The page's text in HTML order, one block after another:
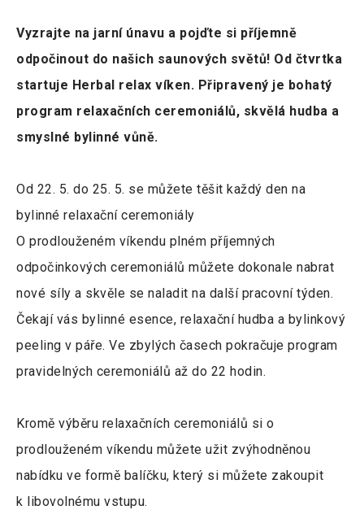
Vyzrajte na jarní únavu a pojďte si příjemně
odpočinout do našich saunových světů! Od čtvrtka
startuje Herbal relax víken. Připravený je bohatý
program relaxačních ceremoniálů, skvělá hudba a
smyslné bylinné vůně.
Od 22. 5. do 25. 5. se můžete těšit každý den na
bylinné relaxační ceremoniály
O prodlouženém víkendu plném příjemných
odpočinkových ceremoniálů můžete dokonale nabrat
nové síly a skvěle se naladit na další pracovní týden.
Čekají vás bylinné esence, relaxační hudba a bylinkový
peeling v páře. Ve zbylých časech pokračuje program
pravidelných ceremoniálů až do 22 hodin.
Kromě výběru relaxačních ceremoniálů si o
prodlouženém víkendu můžete užit zvýhodněnou
nabídku ve formě balíčku, který si můžete zakoupit
k libovolnému vstupu.